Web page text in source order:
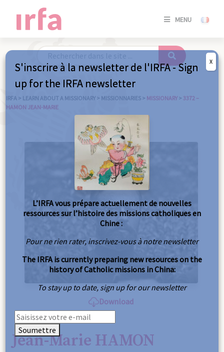
MENU
SE
IRFA > LEARN ABOUT A MISSIONARY > MISSIONNARIES > MISSIONARY > 3372 –
HAMON JEAN-MARIE
Download
Jean-Marie HAMON
S'inscrire à la newsletter de l'IRFA - Sign
up for the IRFA newsletter
L’IRFA vous prépare actuellement de nouvelles
ressources sur l’histoire des missions catholiques en
Chine :
Pour ne rien rater, inscrivez-vous à notre newsletter
The IRFA is currently preparing new resources on the
history of Catholic missions in China:
To stay up to date, sign up for our newsletter
Soumettre
X